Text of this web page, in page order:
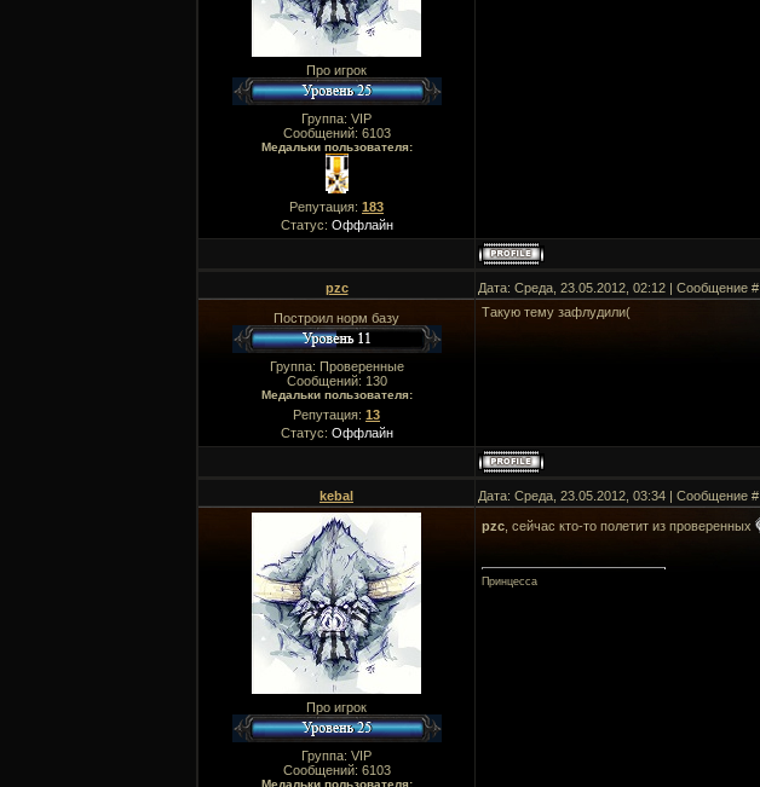
Про игрок
Группа: VIP
Сообщений: 6103
Медальки пользователя:
Репутация: 183
Статус: Оффлайн
pzc Дата: Среда, 23.05.2012, 02:12 | Сообщение #
Построил норм базу
Группа: Проверенные
Сообщений: 130
Медальки пользователя:
Репутация: 13
Статус: Оффлайн
Такую тему зафлудили(
kebal Дата: Среда, 23.05.2012, 03:34 | Сообщение #
Про игрок
Группа: VIP
Сообщений: 6103
Медальки пользователя:
pzc , сейчас кто-то полетит из проверенных
Принцесса